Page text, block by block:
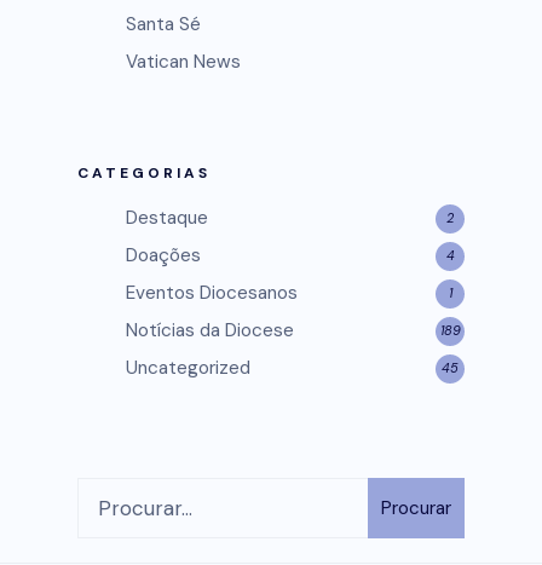
Santa Sé
Vatican News
CATEGORIAS
Destaque 2
Doações 4
Eventos Diocesanos 1
Notícias da Diocese 189
Uncategorized 45
Procurar